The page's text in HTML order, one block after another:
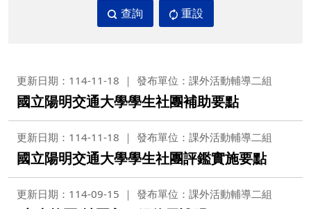
查詢 重設
更新日期：114-11-18 發布單位：課外活動輔導二組
國立陽明交通大學學生社團補助要點
更新日期：114-11-18 發布單位：課外活動輔導二組
國立陽明交通大學學生社團評鑑實施要點
更新日期：114-09-15 發布單位：課外活動輔導二組